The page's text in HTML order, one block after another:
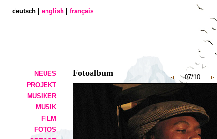
NEUES
PROJEKT
MUSIKER
MUSIK
FILM
FOTOS
deutsch | english français
Fotoalbum 07/10